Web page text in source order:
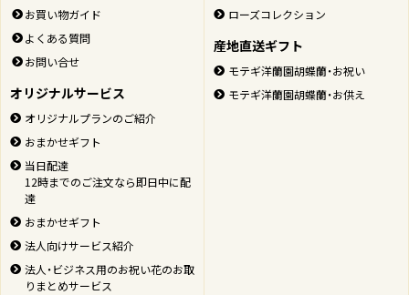
お買い物ガイド
よくある質問
お問い合せ
オリジナルサービス
オリジナルプランのご紹介
おまかせギフト
当日配達
12時までのご注文なら即日中に配
達
おまかせギフト
法人向けサービス紹介
法人・ビジネス用のお祝い花のお取
りまとめサービス
ローズコレクション
産地直送ギフト
モテギ洋蘭園胡蝶蘭・お祝い
モテギ洋蘭園胡蝶蘭・お供え